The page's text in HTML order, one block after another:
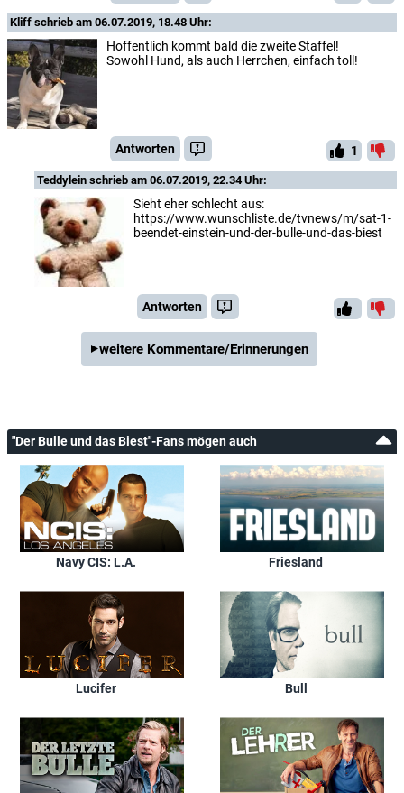
Kliff schrieb am 06.07.2019, 18.48 Uhr:
Hoffentlich kommt bald die zweite Staffel!
Sowohl Hund, als auch Herrchen, einfach toll!
Antworten 1
Teddylein schrieb am 06.07.2019, 22.34 Uhr:
Sieht eher schlecht aus:
https://www.wunschliste.de/tvnews/m/sat-1-
beendet-einstein-und-der-bulle-und-das-biest
Antworten
weitere Kommentare/Erinnerungen
"Der Bulle und das Biest"-Fans mögen auch
Navy CIS: L.A. Friesland
Lucifer Bull